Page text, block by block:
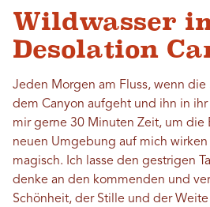
Wildwasser
Desolation
Jeden Morgen am Fluss, wenn
dem Canyon aufgeht und ihn in
mir gerne 30 Minuten Zeit, um die
neuen Umgebung auf mich wirken
magisch. Ich lasse den gestrigen
denke an den kommenden und
Schönheit, der Stille und der